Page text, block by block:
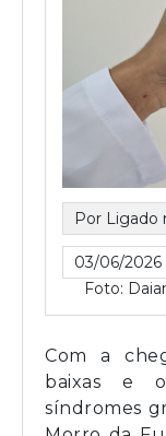
Por Ligado
03/06/2026
Foto:
Com a
baixas e
síndromes